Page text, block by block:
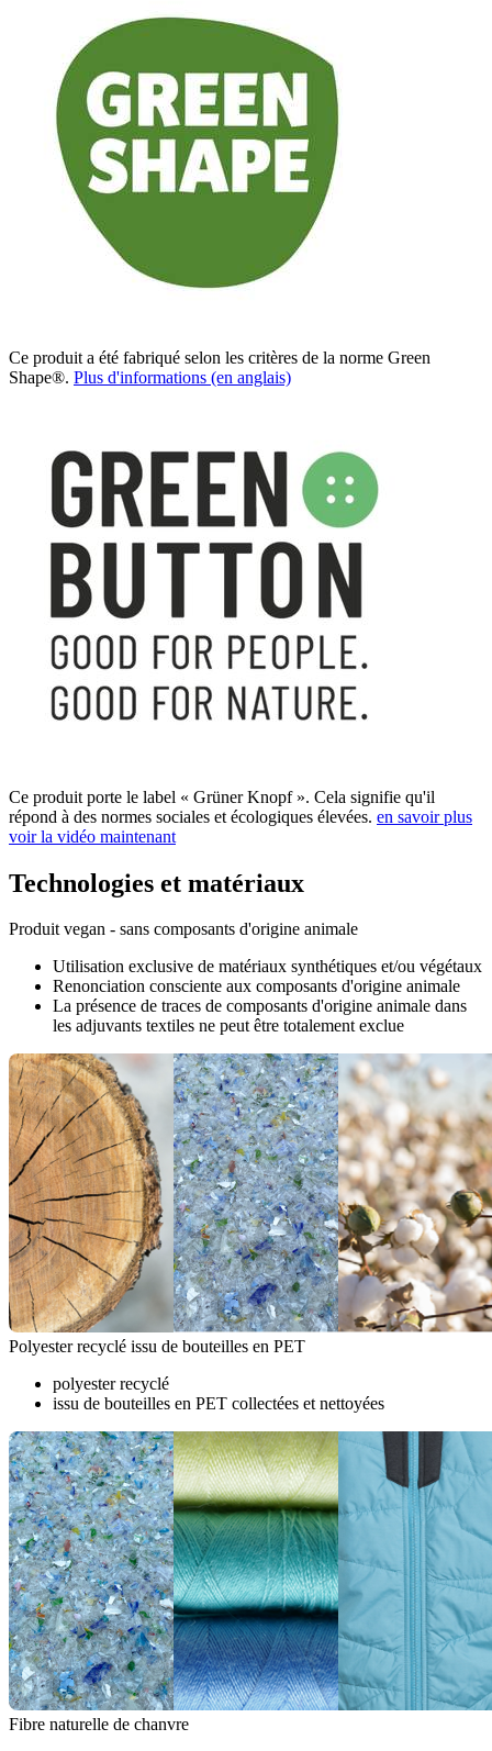
Ce produit a été fabriqué selon les critères de la norme Green
Shape®. Plus d'informations (en anglais)
Ce produit porte le label « Grüner Knopf ». Cela signifie qu'il
répond à des normes sociales et écologiques élevées. en savoir plus
voir la vidéo maintenant
Technologies et matériaux
Produit vegan - sans composants d'origine animale
Utilisation exclusive de matériaux synthétiques et/ou végétaux
Renonciation consciente aux composants d'origine animale
La présence de traces de composants d'origine animale dans
les adjuvants textiles ne peut être totalement exclue
Polyester recyclé issu de bouteilles en PET
polyester recyclé
issu de bouteilles en PET collectées et nettoyées
Fibre naturelle de chanvre